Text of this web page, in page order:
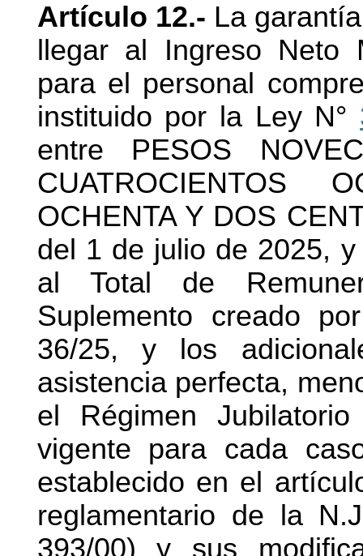
Artículo 12.- La
llegar al Ingreso Neto
para el personal
instituido por la Ley N°
entre PESOS
OCHENTA Y DOS
del 1 de julio de 2025,
al Total de
Suplemento creado
36/25, y los
asistencia perfecta,
el Régimen
vigente para cada
establecido en el
reglamentario de la
393/00) y sus